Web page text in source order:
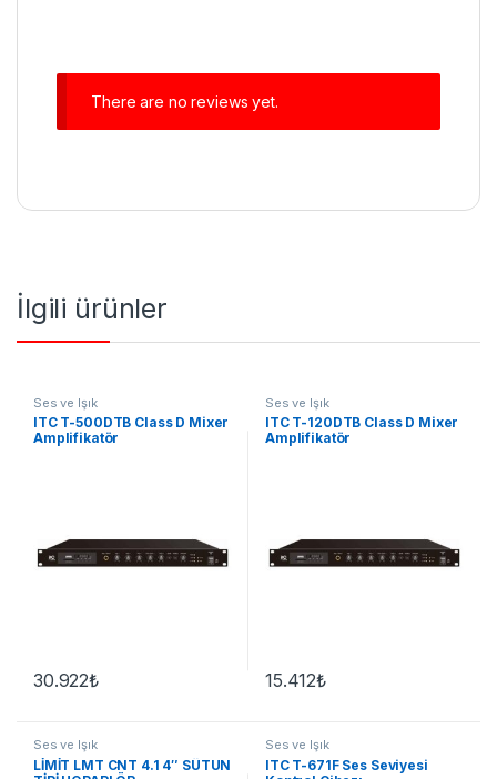
There are no reviews yet.
İlgili ürünler
Ses ve Işık
ITC T-500DTB Class D Mixer
Amplifikatör
30.922₺
Ses ve Işık
ITC T-120DTB Class D Mixer
Amplifikatör
15.412₺
Ses ve Işık
LİMİT LMT CNT 4.1 4″ SÜTUN
Ses ve Işık
ITC T-671F Ses Seviyesi